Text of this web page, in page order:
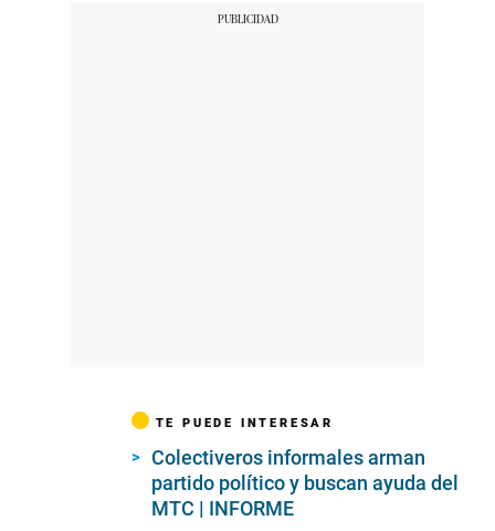
TE PUEDE INTERESAR
Colectiveros informales arman
partido político y buscan ayuda del
MTC | INFORME